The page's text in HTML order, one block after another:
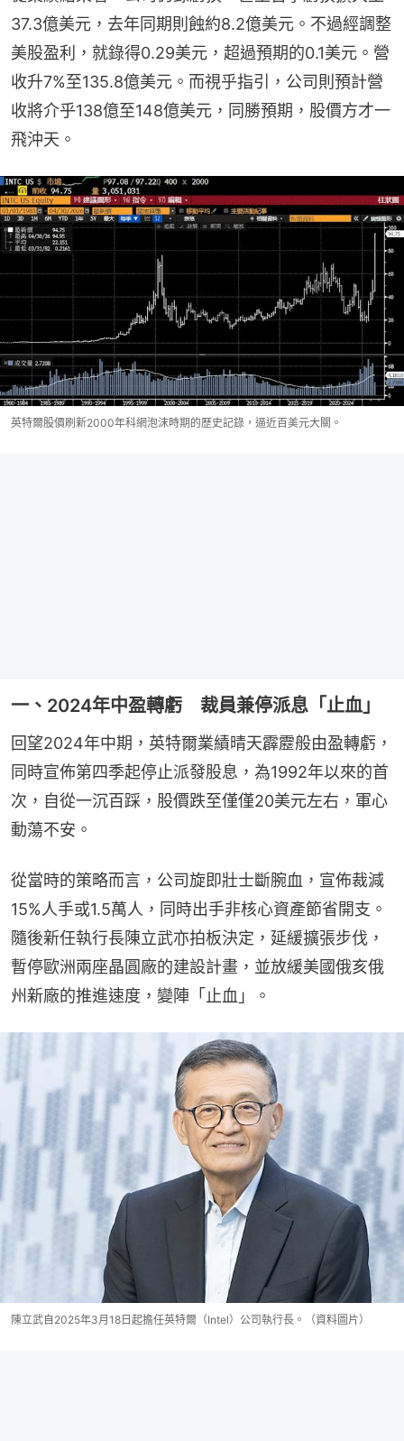
37.3億美元，去年同期則蝕約8.2億美元。不過經調整
美股盈利，就錄得0.29美元，超過預期的0.1美元。營
收升7%至135.8億美元。而視乎指引，公司則預計營
收將介乎138億至148億美元，同勝預期，股價方才一
飛沖天。
英特爾股價刷新2000年科網泡沫時期的歷史記錄，逼近百美元大關。
一、2024年中盈轉虧 裁員兼停派息「止血」
回望2024年中期，英特爾業績晴天霹靂般由盈轉虧，
同時宣佈第四季起停止派發股息，為1992年以來的首
次，自從一沉百踩，股價跌至僅僅20美元左右，軍心
動蕩不安。
從當時的策略而言，公司旋即壯士斷腕血，宣佈裁減
15%人手或1.5萬人，同時出手非核心資產節省開支。
隨後新任執行長陳立武亦拍板決定，延緩擴張步伐，
暫停歐洲兩座晶圓廠的建設計畫，並放緩美國俄亥俄
州新廠的推進速度，變陣「止血」。
陳立武自2025年3月18日起擔任英特爾（Intel）公司執行長。（資料圖片）